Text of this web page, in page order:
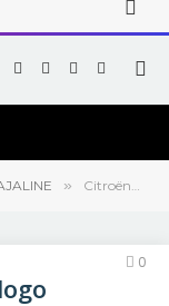
Facebook
X
(Twitter)
Instagram
YouTube
» Citroën avalikustas uue visuaalse identiteedi ja logo
0